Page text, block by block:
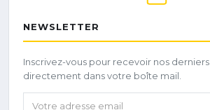
NEWSLETTER
Inscrivez-vous pour recevoir nos
directement dans votre boîte mail.
Votre adresse email